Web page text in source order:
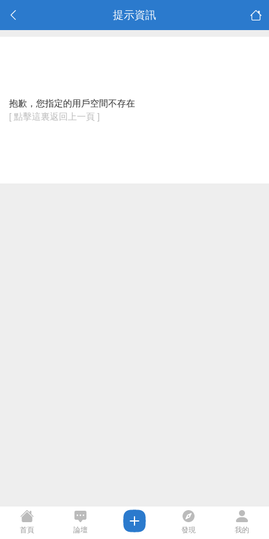
提示資訊
抱歉，您指定的用戶空間不存在
[ 點擊這裏返回上一頁 ]
首頁 論壇 發現 我的